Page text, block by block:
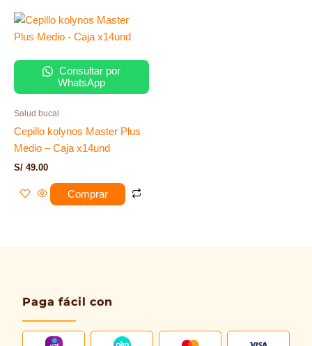
Consultar por
WhatsApp
Salud bucal
Cepillo kolynos Master Plus
Medio – Caja x14und
S/ 49.00
Comprar
Paga fácil con